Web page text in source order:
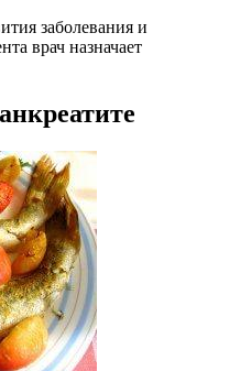
заболевания и
врач назначает